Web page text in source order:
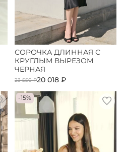
СОРОЧКА ДЛИННАЯ С
КРУГЛЫМ ВЫРЕЗОМ
ЧЕРНАЯ
23 550 ₽20 018 ₽
-15%